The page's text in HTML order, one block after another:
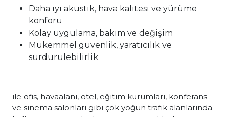
Daha iyi akustik, hava kalitesi ve yürüme
konforu
Kolay uygulama, bakım ve değişim
Mükemmel güvenlik, yaratıcılık ve
sürdürülebilirlik
ile ofis, havaalanı, otel, eğitim kurumları, konferans
ve sinema salonları gibi çok yoğun trafik alanlarında